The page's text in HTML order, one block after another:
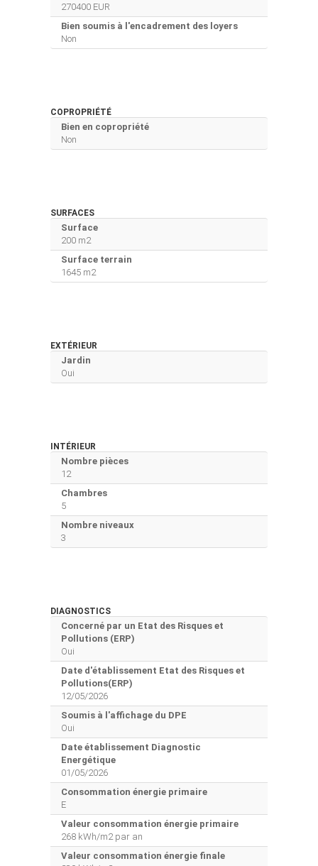
270400 EUR
Bien soumis à l'encadrement des loyers
Non
COPROPRIÉTÉ
Bien en copropriété
Non
SURFACES
Surface
200 m2
Surface terrain
1645 m2
EXTÉRIEUR
Jardin
Oui
INTÉRIEUR
Nombre pièces
12
Chambres
5
Nombre niveaux
3
DIAGNOSTICS
Concerné par un Etat des Risques et
Pollutions (ERP)
Oui
Date d'établissement Etat des Risques et
Pollutions(ERP)
12/05/2026
Soumis à l'affichage du DPE
Oui
Date établissement Diagnostic
Energétique
01/05/2026
Consommation énergie primaire
E
Valeur consommation énergie primaire
268 kWh/m2 par an
Valeur consommation énergie finale